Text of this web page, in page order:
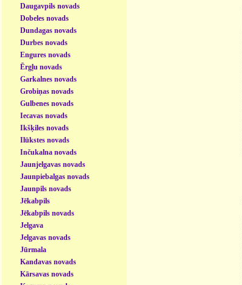
Daugavpils novads
Dobeles novads
Dundagas novads
Durbes novads
Engures novads
Ērgļu novads
Garkalnes novads
Grobiņas novads
Gulbenes novads
Iecavas novads
Ikšķiles novads
Ilūkstes novads
Inčukalna novads
Jaunjelgavas novads
Jaunpiebalgas novads
Jaunpils novads
Jēkabpils
Jēkabpils novads
Jelgava
Jelgavas novads
Jūrmala
Kandavas novads
Kārsavas novads